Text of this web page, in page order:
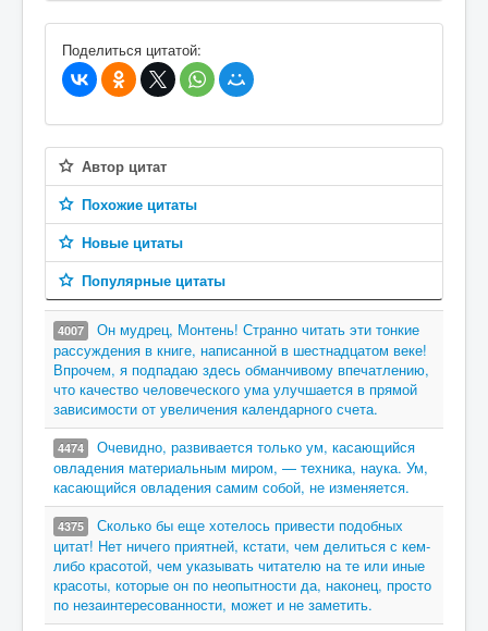
В избранное
Поделиться цитатой:
Автор цитат
Похожие цитаты
Новые цитаты
Популярные цитаты
4007
Он мудрец, Монтень! Странно читать эти тонкие
рассуждения в книге, написанной в шестнадцатом веке!
Впрочем, я подпадаю здесь обманчивому впечатлению,
что качество человеческого ума улучшается в прямой
зависимости от увеличения календарного счета.
4474
Очевидно, развивается только ум, касающийся
овладения материальным миром, — техника, наука. Ум,
касающийся овладения самим собой, не изменяется.
4375
Сколько бы еще хотелось привести подобных
цитат! Нет ничего приятней, кстати, чем делиться с кем-
либо красотой, чем указывать читателю на те или иные
красоты, которые он по неопытности да, наконец, просто
по незаинтересованности, может и не заметить.